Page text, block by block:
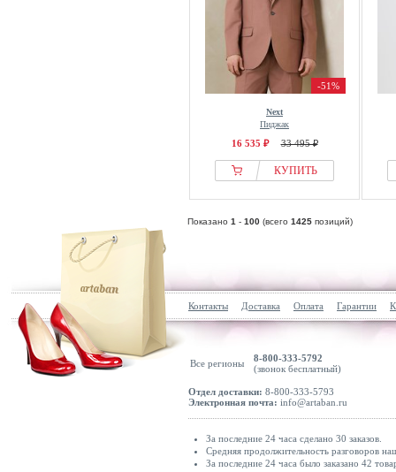
-51%
Next
Пиджак
16 535 ₽ 33 495 ₽
КУПИТЬ
Показано 1 - 100 (всего 1425 позиций)
Контакты Доставка Оплата Гарантии
Все регионы
8-800-333-5792
(звонок бесплатный)
Отдел доставки: 8-800-333-5793
Электронная почта: info@artaban.ru
За последние 24 часа сделано 30 заказов.
Средняя продолжительность разговоров
За последние 24 часа было заказано 42